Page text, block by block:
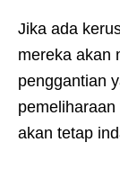
Jika ada
mereka akan
penggantian
akan tetap